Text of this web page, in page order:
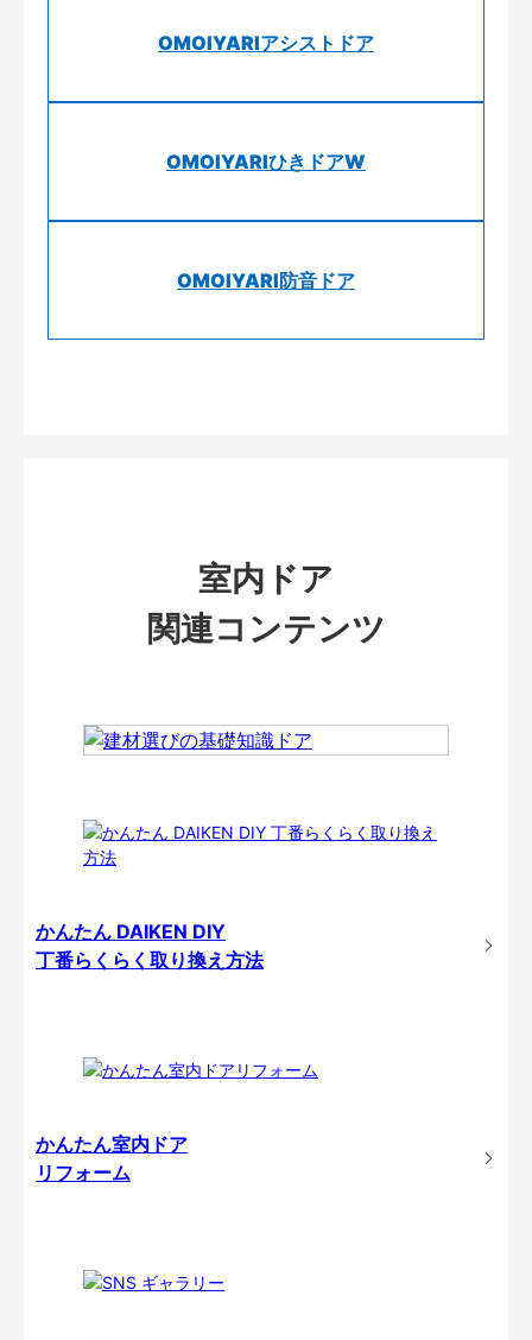
OMOIYARIアシストドア
OMOIYARIひきドアW
OMOIYARI防音ドア
室内ドア
関連コンテンツ
かんたん DAIKEN DIY
丁番らくらく取り換え方法
かんたん室内ドア
リフォーム